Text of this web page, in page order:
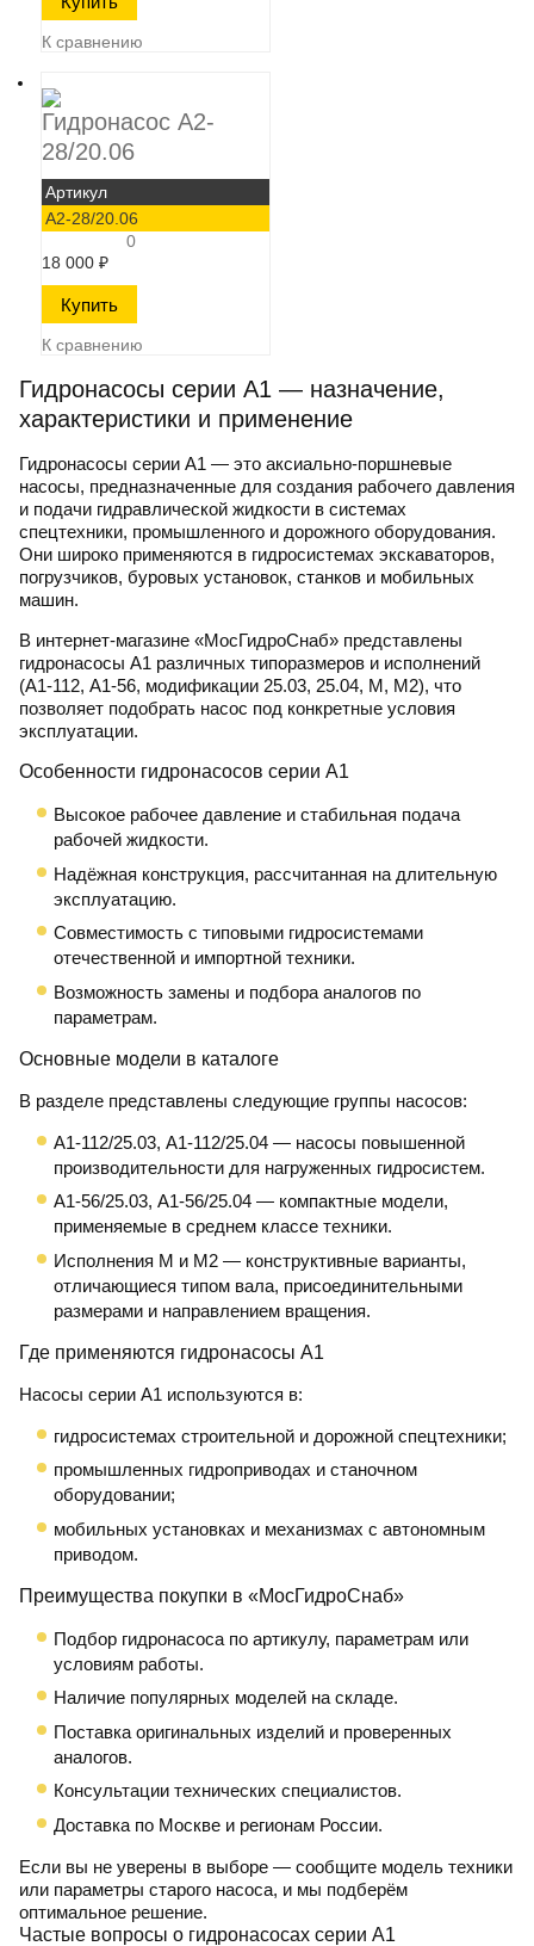
К сравнению
Гидронасос А2-
28/20.06
Артикул
А2-28/20.06
0
18 000 ₽
К сравнению
Гидронасосы серии А1 — назначение,
характеристики и применение
Гидронасосы серии А1 — это аксиально-поршневые
насосы, предназначенные для создания рабочего давления
и подачи гидравлической жидкости в системах
спецтехники, промышленного и дорожного оборудования.
Они широко применяются в гидросистемах экскаваторов,
погрузчиков, буровых установок, станков и мобильных
машин.
В интернет-магазине «МосГидроСнаб» представлены
гидронасосы А1 различных типоразмеров и исполнений
(А1-112, А1-56, модификации 25.03, 25.04, М, М2), что
позволяет подобрать насос под конкретные условия
эксплуатации.
Особенности гидронасосов серии А1
Высокое рабочее давление и стабильная подача
рабочей жидкости.
Надёжная конструкция, рассчитанная на длительную
эксплуатацию.
Совместимость с типовыми гидросистемами
отечественной и импортной техники.
Возможность замены и подбора аналогов по
параметрам.
Основные модели в каталоге
В разделе представлены следующие группы насосов:
А1-112/25.03, А1-112/25.04 — насосы повышенной
производительности для нагруженных гидросистем.
А1-56/25.03, А1-56/25.04 — компактные модели,
применяемые в среднем классе техники.
Исполнения М и М2 — конструктивные варианты,
отличающиеся типом вала, присоединительными
размерами и направлением вращения.
Где применяются гидронасосы А1
Насосы серии А1 используются в:
гидросистемах строительной и дорожной спецтехники;
промышленных гидроприводах и станочном
оборудовании;
мобильных установках и механизмах с автономным
приводом.
Преимущества покупки в «МосГидроСнаб»
Подбор гидронасоса по артикулу, параметрам или
условиям работы.
Наличие популярных моделей на складе.
Поставка оригинальных изделий и проверенных
аналогов.
Консультации технических специалистов.
Доставка по Москве и регионам России.
Если вы не уверены в выборе — сообщите модель техники
или параметры старого насоса, и мы подберём
оптимальное решение.
Частые вопросы о гидронасосах серии А1